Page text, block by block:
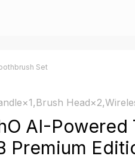
Set
AI-Powered
Premium